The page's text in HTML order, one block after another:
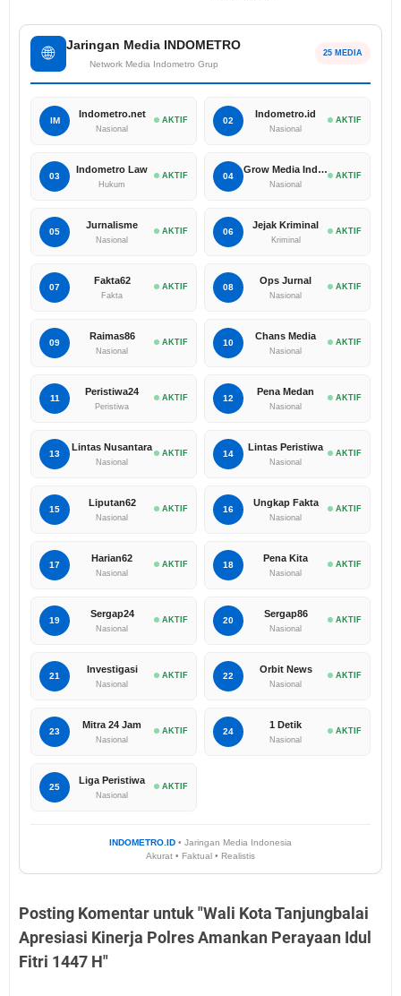
🌐 Jaringan Media INDOMETRO
Network Media Indometro Grup
25 MEDIA
IM
Indometro.net
Nasional
AKTIF 02
Indometro.id
Nasional
AKTIF
03
Indometro Law
Hukum
AKTIF 04
Grow Media Indonesia
Nasional
AKTIF
05
Jurnalisme
Nasional
AKTIF 06
Jejak Kriminal
Kriminal
AKTIF
07
Fakta62
Fakta
AKTIF 08
Ops Jurnal
Nasional
AKTIF
09
Raimas86
Nasional
AKTIF 10
Chans Media
Nasional
AKTIF
11
Peristiwa24
Peristiwa
AKTIF 12
Pena Medan
Nasional
AKTIF
13
Lintas Nusantara
Nasional
AKTIF 14
Lintas Peristiwa
Nasional
AKTIF
15
Liputan62
Nasional
AKTIF 16
Ungkap Fakta
Nasional
AKTIF
17
Harian62
Nasional
AKTIF 18
Pena Kita
Nasional
AKTIF
19
Sergap24
Nasional
AKTIF 20
Sergap86
Nasional
AKTIF
21
Investigasi
Nasional
AKTIF 22
Orbit News
Nasional
AKTIF
23
Mitra 24 Jam
Nasional
AKTIF 24
1 Detik
Nasional
AKTIF
25
Liga Peristiwa
Nasional
AKTIF
INDOMETRO.ID • Jaringan Media Indonesia
Akurat • Faktual • Realistis
Posting Komentar untuk "Wali Kota Tanjungbalai
Apresiasi Kinerja Polres Amankan Perayaan Idul
Fitri 1447 H"